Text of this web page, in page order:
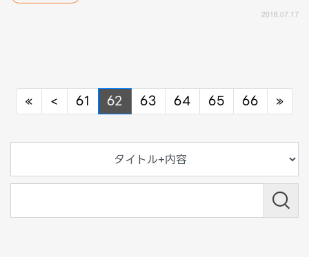
2018.07.17
« Previous
< Previous
61 62 63 64 65 66 »